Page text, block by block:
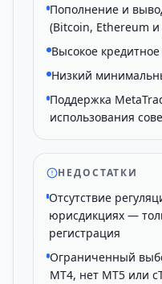
Пополнение и
(Bitcoin, Ethereum и
Высокое
Низкий
Поддержка
использования
НЕДОСТАТКИ
Отсутствие
юрисдикциях —
регистрация
Ограниченный
MT4, нет MT5 или